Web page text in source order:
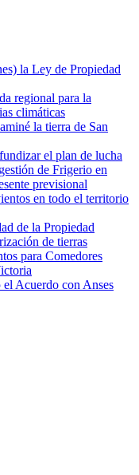
la Ley de Propiedad
regional para la
climáticas
la tierra de San
el plan de lucha
de Frigerio en
previsional
en todo el territorio
de la Propiedad
de tierras
para Comedores
el Acuerdo con Anses